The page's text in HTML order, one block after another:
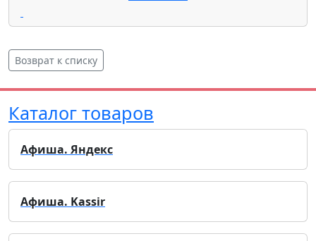
Возврат к списку
Каталог товаров
Афиша. Яндекс
Афиша. Kassir